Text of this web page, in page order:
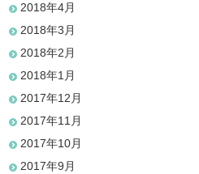
2018年4月
2018年3月
2018年2月
2018年1月
2017年12月
2017年11月
2017年10月
2017年9月